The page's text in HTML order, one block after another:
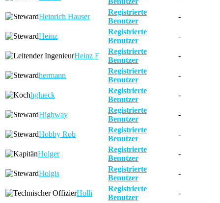
Heinrich Hauser
Registrierte
Benutzer
-
Heinz
Registrierte
Benutzer
-
Heinz F
Registrierte
Benutzer
-
hermann
Registrierte
Benutzer
-
hglueck
Registrierte
Benutzer
-
Highway
Registrierte
Benutzer
-
Hobby Rob
Registrierte
Benutzer
-
Holger
Registrierte
Benutzer
-
Holgis
Registrierte
Benutzer
-
Holli
Registrierte
Benutzer
-